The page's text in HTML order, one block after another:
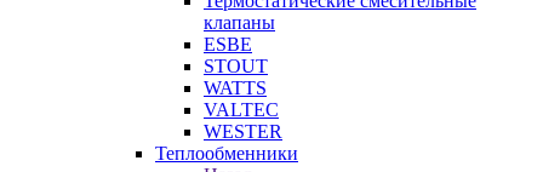
клапаны
ESBE
STOUT
WATTS
VALTEC
WESTER
Теплообменники